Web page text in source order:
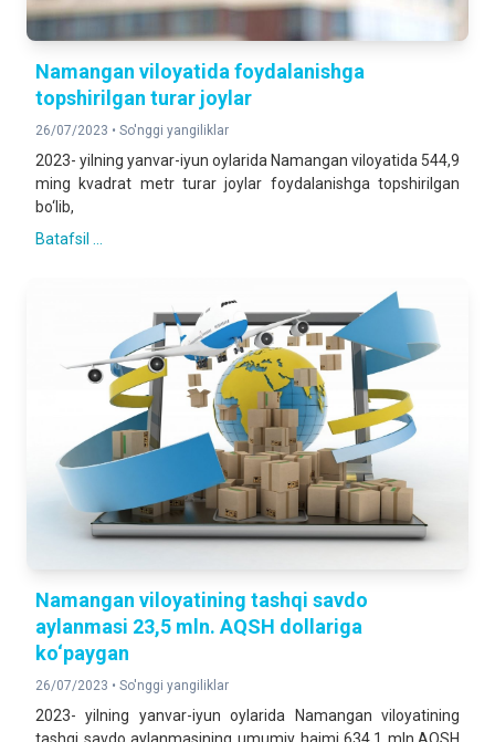
Namangan viloyatida foydalanishga
topshirilgan turar joylar
26/07/2023 • So'nggi yangiliklar
2023- yilning yanvar-iyun oylarida Namangan viloyatida 544,9
ming kvadrat metr turar joylar foydalanishga topshirilgan
bo‘lib,
Batafsil ...
Namangan viloyatining tashqi savdo
aylanmasi 23,5 mln. AQSH dollariga
ko‘paygan
26/07/2023 • So'nggi yangiliklar
2023- yilning yanvar-iyun oylarida Namangan viloyatining